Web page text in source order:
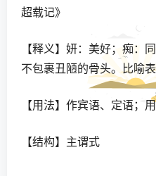
超载记》
【释义】妍：美好；痴：
不包裹丑陋的骨头。比喻
【用法】作宾语、定语；
【结构】主谓式